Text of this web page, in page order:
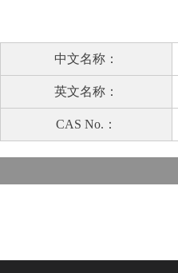
中文名称：
英文名称：
CAS No.：